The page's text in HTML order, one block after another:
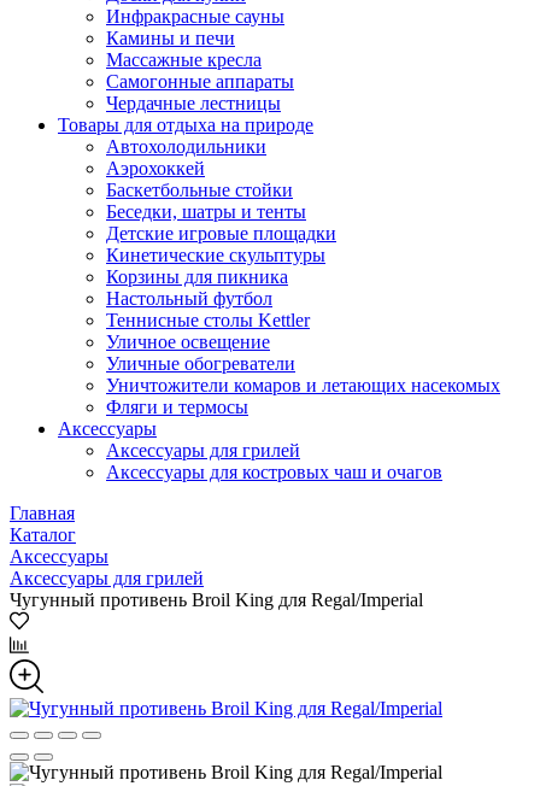
Инфракрасные сауны
Камины и печи
Массажные кресла
Самогонные аппараты
Чердачные лестницы
Товары для отдыха на природе
Автохолодильники
Аэрохоккей
Баскетбольные стойки
Беседки, шатры и тенты
Детские игровые площадки
Кинетические скульптуры
Корзины для пикника
Настольный футбол
Теннисные столы Kettler
Уличное освещение
Уличные обогреватели
Уничтожители комаров и летающих насекомых
Фляги и термосы
Аксессуары
Аксессуары для грилей
Аксессуары для костровых чаш и очагов
Главная
Каталог
Аксессуары
Аксессуары для грилей
Чугунный противень Broil King для Regal/Imperial